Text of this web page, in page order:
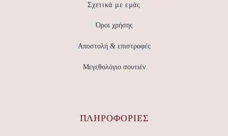
Σχετικά με εμάς
Όροι χρήσης
Αποστολή & επιστροφές
Μεγεθολόγιο σουτιέν
ΠΛΗΡΟΦΟΡΙΕΣ